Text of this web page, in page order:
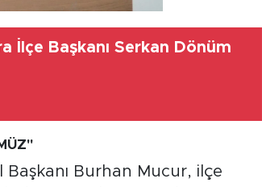
İlçe Başkanı Serkan Dönüm
Burhan Mucur, ilçe